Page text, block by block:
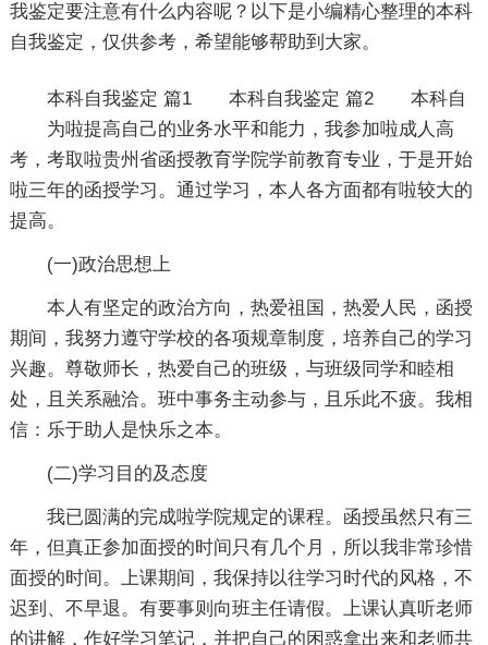
我鉴定要注意有什么内容呢？以下是小编精心整理的本科
自我鉴定，仅供参考，希望能够帮助到大家。
本科自我鉴定 篇1
为啦提高自己的业务水平和能力，我参加啦成人高
考，考取啦贵州省函授教育学院学前教育专业，于是开始
啦三年的函授学习。通过学习，本人各方面都有啦较大的
提高。
(一)政治思想上
本人有坚定的政治方向，热爱祖国，热爱人民，函授
期间，我努力遵守学校的各项规章制度，培养自己的学习
兴趣。尊敬师长，热爱自己的班级，与班级同学和睦相
处，且关系融洽。班中事务主动参与，且乐此不疲。我相
信：乐于助人是快乐之本。
(二)学习目的及态度
我已圆满的完成啦学院规定的课程。函授虽然只有三
年，但真正参加面授的时间只有几个月，所以我非常珍惜
面授的时间。上课期间，我保持以往学习时代的风格，不
迟到、不早退。有要事则向班主任请假。上课认真听老师
的讲解，作好学习笔记，并把自己的困惑拿出来和老师共
本科自我鉴定 篇2本科自